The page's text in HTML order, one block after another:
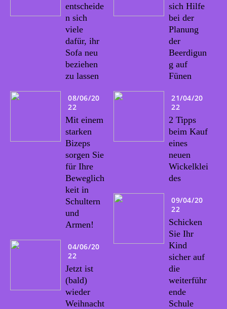
entscheide
n sich
viele
dafür, ihr
Sofa neu
beziehen
zu lassen
08/06/20
22
Mit einem
starken
Bizeps
sorgen Sie
für Ihre
Beweglich
keit in
Schultern
und
Armen!
04/06/20
22
Jetzt ist
(bald)
wieder
Weihnacht
sich Hilfe
bei der
Planung
der
Beerdigun
g auf
Fünen
21/04/20
22
2 Tipps
beim Kauf
eines
neuen
Wickelklei
des
09/04/20
22
Schicken
Sie Ihr
Kind
sicher auf
die
weiterführ
ende
Schule